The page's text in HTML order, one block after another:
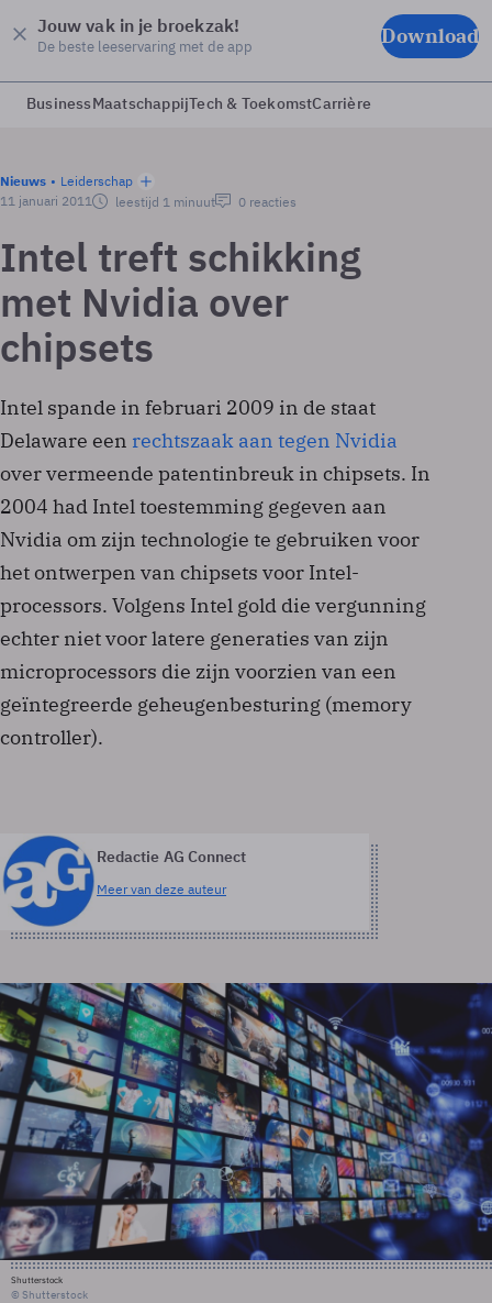
Jouw vak in je broekzak!
De beste leeservaring met de app Download
BusinessMaatschappijTech & ToekomstCarrière
Nieuws
Leiderschap
11 januari 2011
leestijd 1 minuut 0 reacties
Intel treft schikking
met Nvidia over
chipsets
Intel spande in februari 2009 in de staat
Delaware een rechtszaak aan tegen Nvidia
over vermeende patentinbreuk in chipsets. In
2004 had Intel toestemming gegeven aan
Nvidia om zijn technologie te gebruiken voor
het ontwerpen van chipsets voor Intel-
processors. Volgens Intel gold die vergunning
echter niet voor latere generaties van zijn
microprocessors die zijn voorzien van een
geïntegreerde geheugenbesturing (memory
controller).
Redactie AG Connect
Meer van deze auteur
Shutterstock
© Shutterstock